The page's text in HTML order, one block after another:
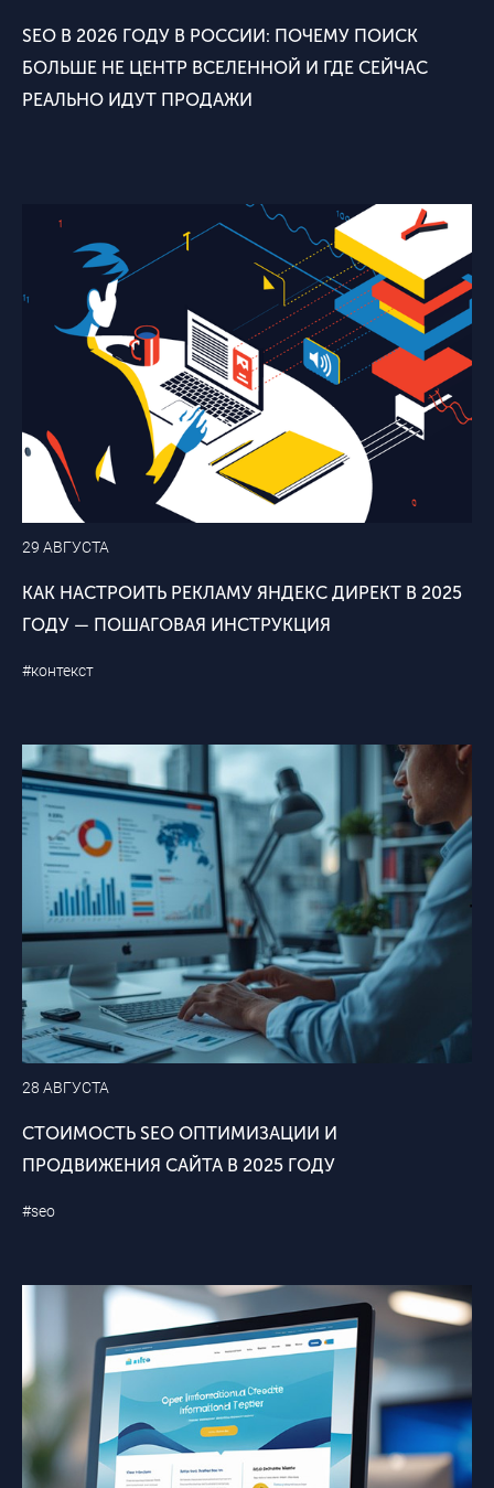
SEO В 2026 ГОДУ В РОССИИ: ПОЧЕМУ ПОИСК
БОЛЬШЕ НЕ ЦЕНТР ВСЕЛЕННОЙ И ГДЕ СЕЙЧАС
РЕАЛЬНО ИДУТ ПРОДАЖИ
29 АВГУСТА
КАК НАСТРОИТЬ РЕКЛАМУ ЯНДЕКС ДИРЕКТ В 2025
ГОДУ — ПОШАГОВАЯ ИНСТРУКЦИЯ
#контекст
28 АВГУСТА
СТОИМОСТЬ SEO ОПТИМИЗАЦИИ И
ПРОДВИЖЕНИЯ САЙТА В 2025 ГОДУ
#seo